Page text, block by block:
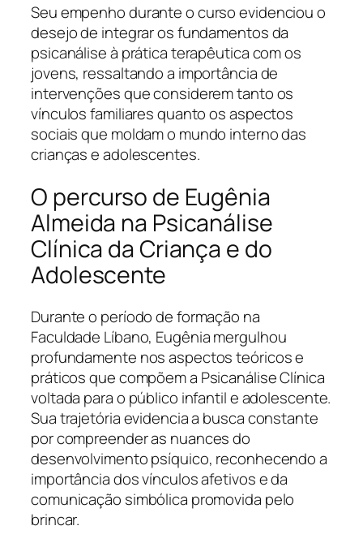
Seu empenho durante o curso evidenciou o
desejo de integrar os fundamentos da
psicanálise à prática terapêutica com os
jovens, ressaltando a importância de
intervenções que considerem tanto os
vínculos familiares quanto os aspectos
sociais que moldam o mundo interno das
crianças e adolescentes.
O percurso de Eugênia
Almeida na Psicanálise
Clínica da Criança e do
Adolescente
Durante o período de formação na
Faculdade Líbano, Eugênia mergulhou
profundamente nos aspectos teóricos e
práticos que compõem a Psicanálise Clínica
voltada para o público infantil e adolescente.
Sua trajetória evidencia a busca constante
por compreender as nuances do
desenvolvimento psíquico, reconhecendo a
importância dos vínculos afetivos e da
comunicação simbólica promovida pelo
brincar.